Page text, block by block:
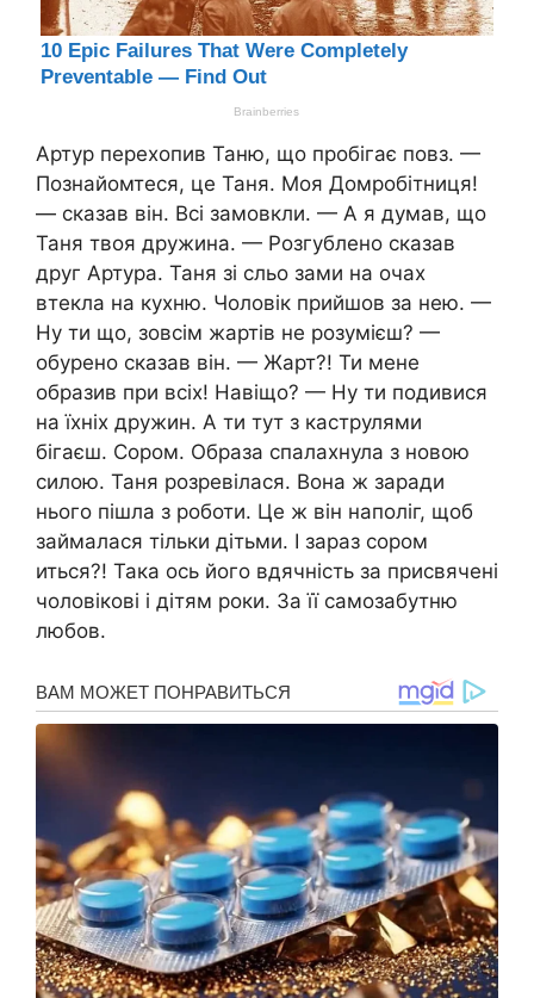
Артур перехопив Таню, що пробігає повз. —
Познайомтеся, це Таня. Моя Домробітниця!
— сказав він. Всі замовкли. — А я думав, що
Таня твоя дружина. — Розгублено сказав
друг Артура. Таня зі сльо зами на очах
втекла на кухню. Чоловік прийшов за нею. —
Ну ти що, зовсім жартів не розумієш? —
обурено сказав він. — Жарт?! Ти мене
образив при всіх! Навіщо? — Ну ти подивися
на їхніх дружин. А ти тут з каструлями
бігаєш. Сором. Образа спалахнула з новою
силою. Таня розревілася. Вона ж заради
нього пішла з роботи. Це ж він наполіг, щоб
займалася тільки дітьми. І зараз сором
иться?! Така ось його вдячність за присвячені
чоловікові і дітям роки. За її самозабутню
любов.